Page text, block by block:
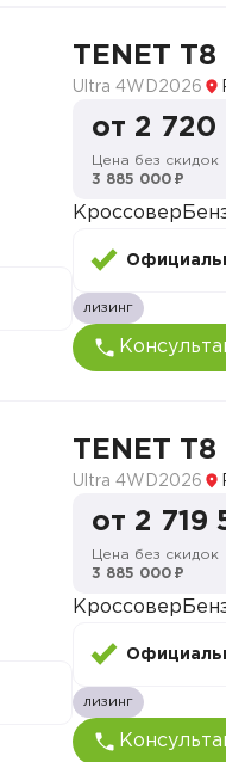
TENET T8
Ultra 4WD2026
от 2 720
Цена без скидок
3 885 000 ₽
Кроссовер
лизинг
TENET T8
Ultra 4WD2026
от 2 719
Цена без скидок
3 885 000 ₽
Кроссовер
лизинг